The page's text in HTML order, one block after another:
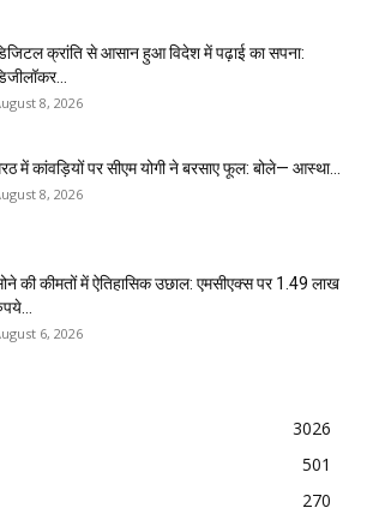
क्रांति से आसान हुआ विदेश में पढ़ाई का सपना:
8, 2026
में कांवड़ियों पर सीएम योगी ने बरसाए फूल: बोले— आस्था...
8, 2026
की कीमतों में ऐतिहासिक उछाल: एमसीएक्स पर 1.49 लाख
6, 2026
3026
501
270